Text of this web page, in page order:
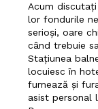
Acum
lor fondurile
serioși, oare
când trebuie
Stațiunea
locuiesc în
fumează și
asist personal